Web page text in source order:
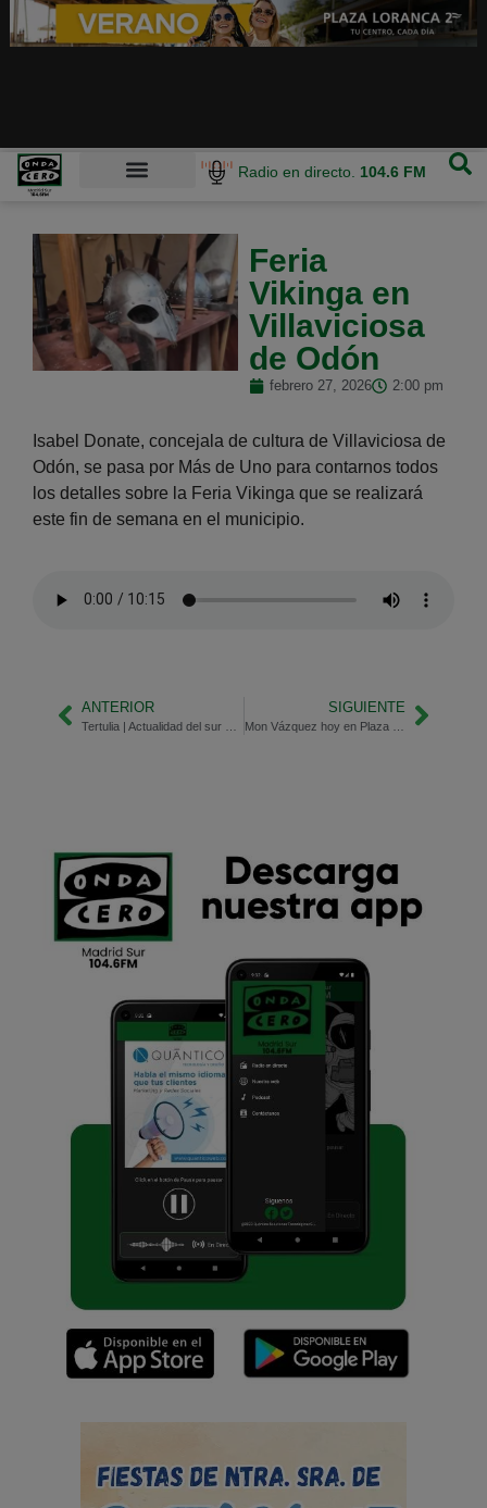
Radio en directo. 104.6 FM
Feria
Vikinga en
Villaviciosa
de Odón
febrero 27, 2026 2:00 pm
Isabel Donate, concejala de cultura de Villaviciosa de
Odón, se pasa por Más de Uno para contarnos todos
los detalles sobre la Feria Vikinga que se realizará
este fin de semana en el municipio.
ANTERIOR SIGUIENTE